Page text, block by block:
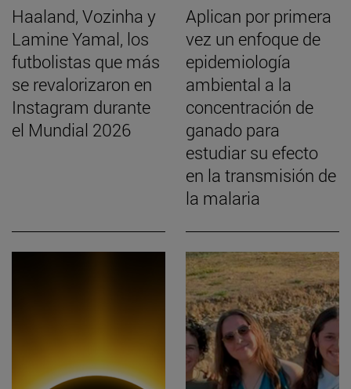
Haaland, Vozinha y
Lamine Yamal, los
futbolistas que más
se revalorizaron en
Instagram durante
el Mundial 2026
Aplican por primera
vez un enfoque de
epidemiología
ambiental a la
concentración de
ganado para
estudiar su efecto
en la transmisión de
la malaria